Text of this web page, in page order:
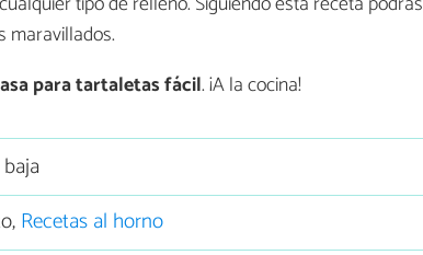
maravillados.
para tartaletas fácil. ¡A la cocina!
Recetas al horno